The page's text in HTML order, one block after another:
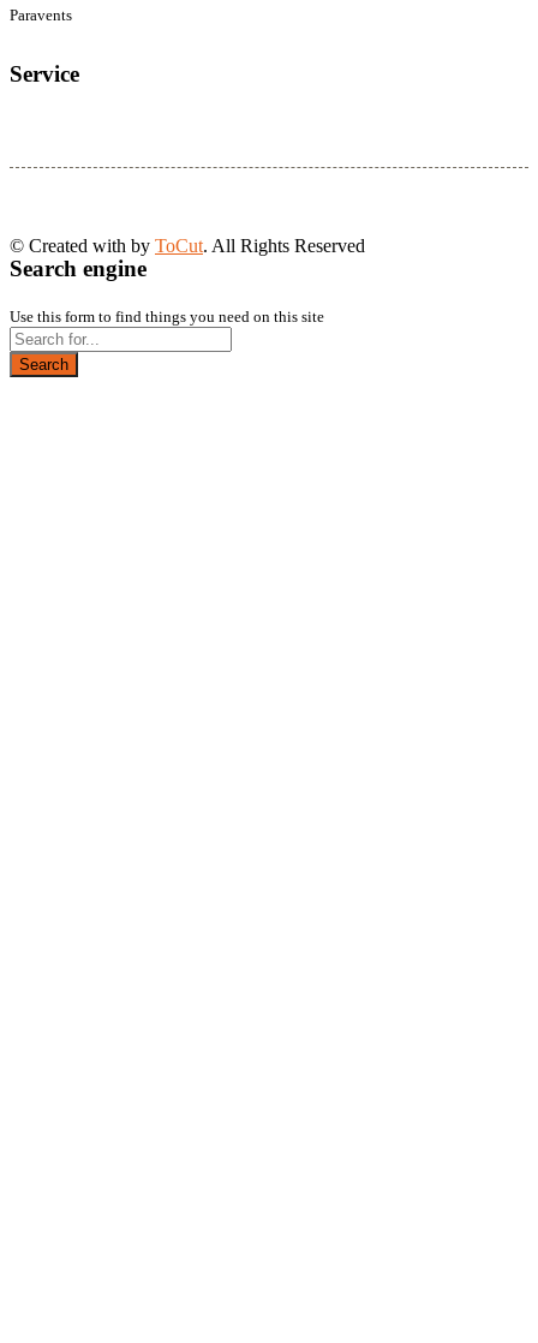
Paravents
Service
© Created with by ToCut. All Rights Reserved
Search engine
Use this form to find things you need on this site
Search